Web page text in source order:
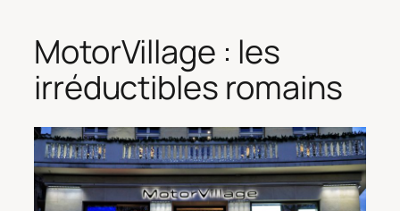
MotorVillage : les
irréductibles romains